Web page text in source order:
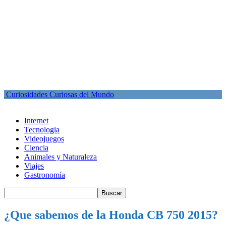
Curiosidades Curiosas del Mundo
Internet
Tecnologia
Videojuegos
Ciencia
Animales y Naturaleza
Viajes
Gastronomía
¿Que sabemos de la Honda CB 750 2015?